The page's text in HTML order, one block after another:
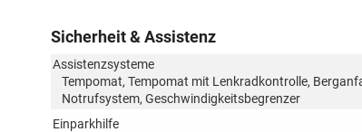
Sicherheit & Assistenz
Assistenzsysteme
Tempomat, Tempomat mit Lenkradkontrolle,
Notrufsystem, Geschwindigkeitsbegrenzer
Einparkhilfe